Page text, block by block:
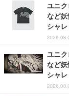
ユニ
など
シャ
ユニ
など
シャレ